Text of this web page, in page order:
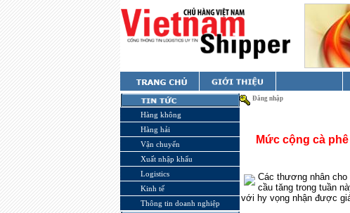
Hàng không
Hàng hải
Vận chuyển
Xuất nhập khẩu
Logistics
Kinh tế
Thông tin doanh nghiệp
Đăng nhập
Mức cộng cà
Các thương nhân cho
cầu tăng trong tuần
với hy vọng nhận được